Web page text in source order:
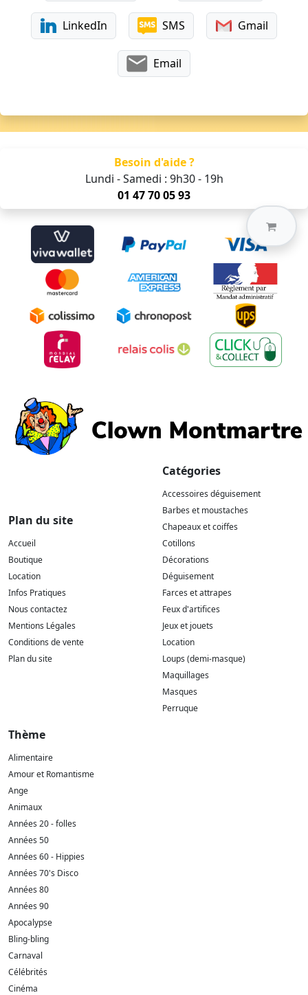
LinkedIn SMS Gmail
Email
Besoin d'aide ?
Lundi - Samedi : 9h30 - 19h
01 47 70 05 93
Plan du site
Accueil
Boutique
Location
Infos Pratiques
Nous contactez
Mentions Légales
Conditions de vente
Plan du site
Catégories
Accessoires déguisement
Barbes et moustaches
Chapeaux et coiffes
Cotillons
Décorations
Déguisement
Farces et attrapes
Feux d'artifices
Jeux et jouets
Location
Loups (demi-masque)
Maquillages
Masques
Perruque
Thème
Alimentaire
Amour et Romantisme
Ange
Animaux
Années 20 - folles
Années 50
Années 60 - Hippies
Années 70's Disco
Années 80
Années 90
Apocalypse
Bling-bling
Carnaval
Célébrités
Cinéma